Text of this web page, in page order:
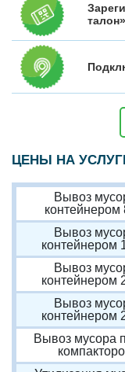
ЦЕНЫ НА
Вывоз
контейнером
Вывоз
контейнером
Вывоз
контейнером
Вывоз
контейнером
Вывоз мусора